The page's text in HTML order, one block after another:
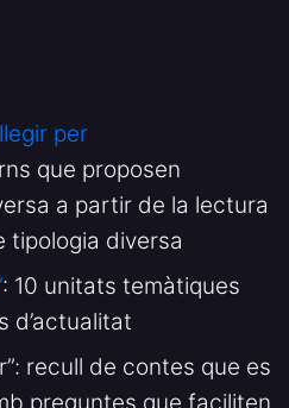
per
que proposen
a partir de la lectura
tipologia diversa
: 10 unitats temàtiques
d’actualitat
recull de contes que es